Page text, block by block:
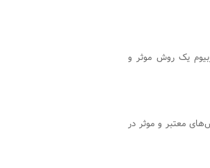
یک روش موثر و
معتبر و موثر در